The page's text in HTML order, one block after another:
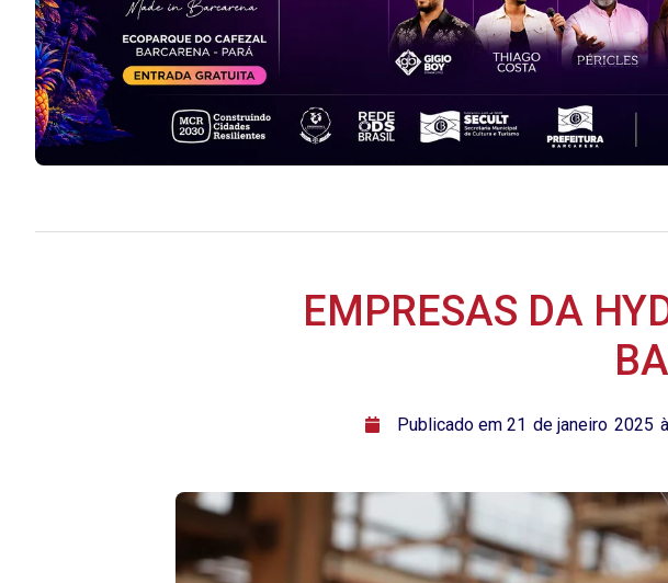
EMPRESAS DA
ﾠPublicado em 21 de janeiro 2025